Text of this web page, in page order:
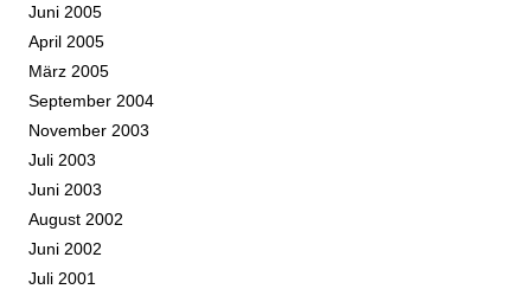
Juni 2005
April 2005
März 2005
September 2004
November 2003
Juli 2003
Juni 2003
August 2002
Juni 2002
Juli 2001